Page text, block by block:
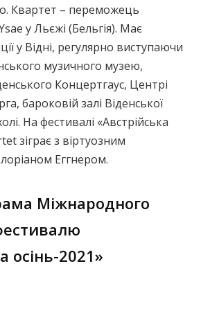
Квартет – переможець
у Льєжі (Бельгія). Має
у Відні, регулярно виступаючи
музичного музею,
Концертгаус, Центрі
бароковій залі Віденської
На фестивалі «Австрійська
зіграє з віртуозним
Еггнером.
Міжнародного
осінь-2021»